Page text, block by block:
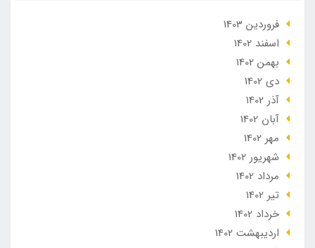
فروردین 1403
اسفند 1402
بهمن 1402
دی 1402
آذر 1402
آبان 1402
مهر 1402
شهریور 1402
مرداد 1402
تير 1402
خرداد 1402
ارديبهشت 1402